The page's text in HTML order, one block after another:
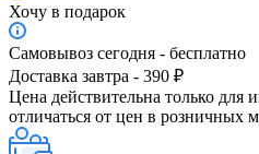
Хочу в подарок
Самовывоз сегодня - бесплатно
Доставка завтра - 390 ₽
Цена действительна только для
отличаться от цен в розничных